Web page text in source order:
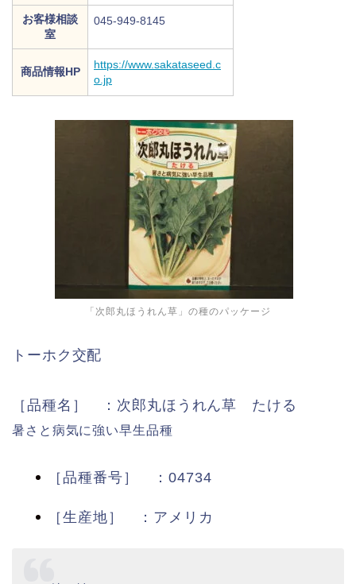
お客様相談
室
045-949-8145
商品情報HP
https://www.sakataseed.c
o.jp
「次郎丸ほうれん草」の種のパッケージ
トーホク交配
［品種名］ ：次郎丸ほうれん草 たける
暑さと病気に強い早生品種
［品種番号］ ：04734
［生産地］ ：アメリカ